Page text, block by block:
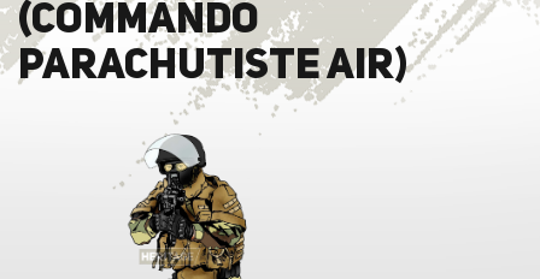
Aucun produit
(COMMANDO
PARACHUTISTE AIR)